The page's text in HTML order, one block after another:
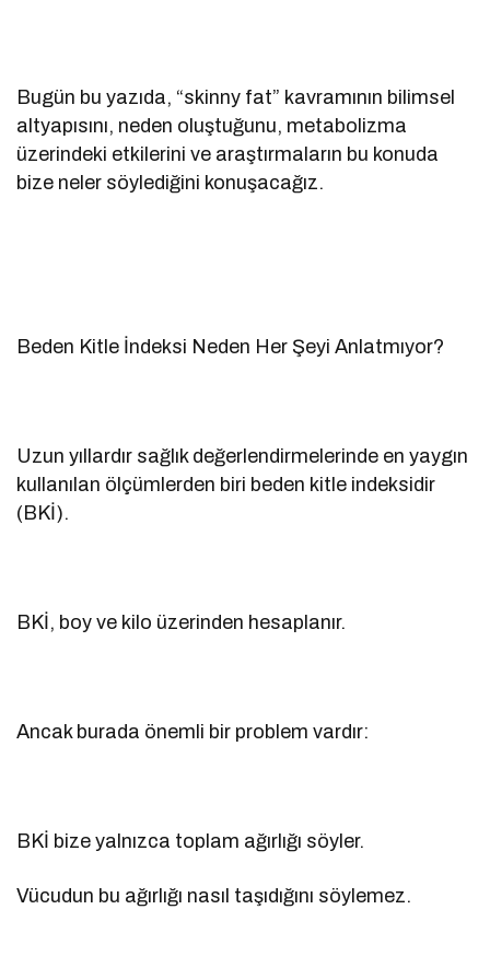
Bugün bu yazıda, “skinny fat” kavramının bilimsel
altyapısını, neden oluştuğunu, metabolizma
üzerindeki etkilerini ve araştırmaların bu konuda
bize neler söylediğini konuşacağız.
Beden Kitle İndeksi Neden Her Şeyi Anlatmıyor?
Uzun yıllardır sağlık değerlendirmelerinde en yaygın
kullanılan ölçümlerden biri beden kitle indeksidir
(BKİ).
BKİ, boy ve kilo üzerinden hesaplanır.
Ancak burada önemli bir problem vardır:
BKİ bize yalnızca toplam ağırlığı söyler.
Vücudun bu ağırlığı nasıl taşıdığını söylemez.